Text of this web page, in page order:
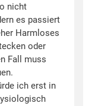
nicht
es passiert
Harmloses
oder
Fall muss
ich erst in